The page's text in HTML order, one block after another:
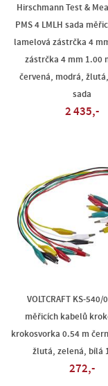
Hirschmann Test &
PMS 4 LMLH sada
lamelová zástrčka 4
zástrčka 4 mm 1.00
červená, modrá,
sada
2 435,-
VOLTCRAFT KS-540/
měřicích kabelů
krokosvorka 0.54 m
žlutá, zelená, bílá
272,-